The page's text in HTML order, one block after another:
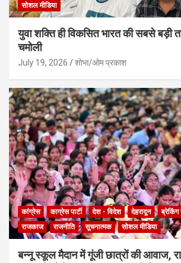
सोशल मीडिया
युवा शक्ति ही विकसित भारत की सबसे बड़ी
चमोली
July 19, 2026 शोभा/ओम प्रकाश
कांग्रेस काग्रेस पार्टी देश - विदेश देहरादून ब्रेकिंग
राजकाज
राजनीति सूचनात्मक सोशल मीडिया
बन्नू स्कूल मैदान में गूंजी छात्रों की आवाज,